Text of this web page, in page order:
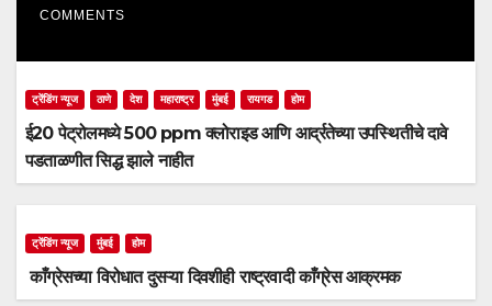
COMMENTS
ट्रेंडिंग न्यूज ठाणे देश महाराष्ट्र मुंबई रायगड होम
ई20 पेट्रोलमध्ये 500 ppm क्लोराइड आणि आर्द्रतेच्या उपस्थितीचे दावे
पडताळणीत सिद्ध झाले नाहीत
ट्रेंडिंग न्यूज मुंबई होम
काँग्रेसच्या विरोधात दुसऱ्या दिवशीही राष्ट्रवादी काँग्रेस आक्रमक